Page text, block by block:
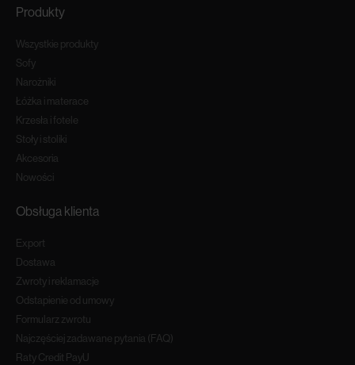
Produkty
Wszystkie produkty
Sofy
Narożniki
Łóżka i materace
Krzesła i fotele
Stoły i stoliki
Akcesoria
Nowości
Obsługa klienta
Export
Dostawa
Zwroty i reklamacje
Odstapienie od umowy
Formularz zwrotu
Najczęściej zadawane pytania (FAQ)
Raty Credit PayU